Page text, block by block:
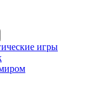
игры